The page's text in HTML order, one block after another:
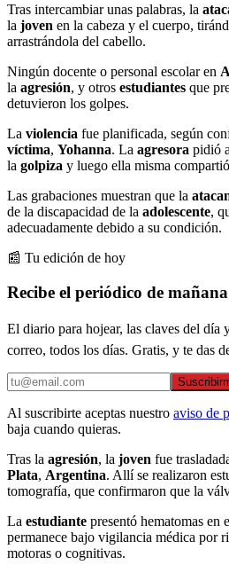
Tras intercambiar unas palabras, la
la joven en la cabeza y el cuerpo,
arrastrándola del cabello.
Ningún docente o personal escolar en
la agresión, y otros estudiantes que
detuvieron los golpes.
La violencia fue planificada, según
víctima, Yohanna. La agresora pidió
la golpiza y luego ella misma
Las grabaciones muestran que la
de la discapacidad de la adolescente,
adecuadamente debido a su condición.
📰 Tu edición de hoy
Recibe el periódico de
El diario para hojear, las claves del
correo, todos los días. Gratis, y te das
Al suscribirte aceptas nuestro aviso de
baja cuando quieras.
Tras la agresión, la joven fue
Plata, Argentina. Allí se realizaron
tomografía, que confirmaron que la
La estudiante presentó hematomas en
permanece bajo vigilancia médica por
motoras o cognitivas.